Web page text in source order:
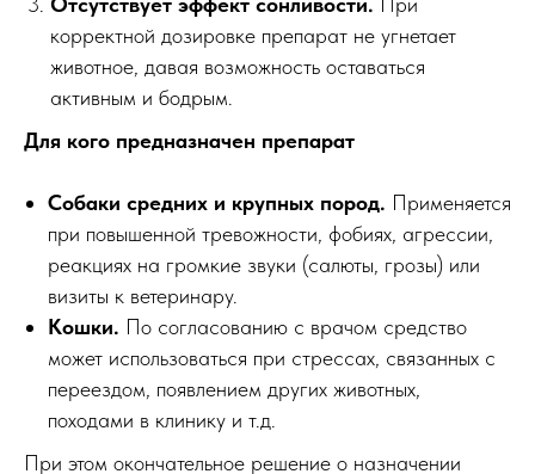
корректной дозировке препарат не угнетает
животное, давая возможность оставаться
активным и бодрым.
Для кого предназначен препарат
Собаки средних и крупных пород. Применяется
при повышенной тревожности, фобиях, агрессии,
реакциях на громкие звуки (салюты, грозы) или
визиты к ветеринару.
Кошки. По согласованию с врачом средство
может использоваться при стрессах, связанных с
переездом, появлением других животных,
походами в клинику и т.д.
При этом окончательное решение о назначении